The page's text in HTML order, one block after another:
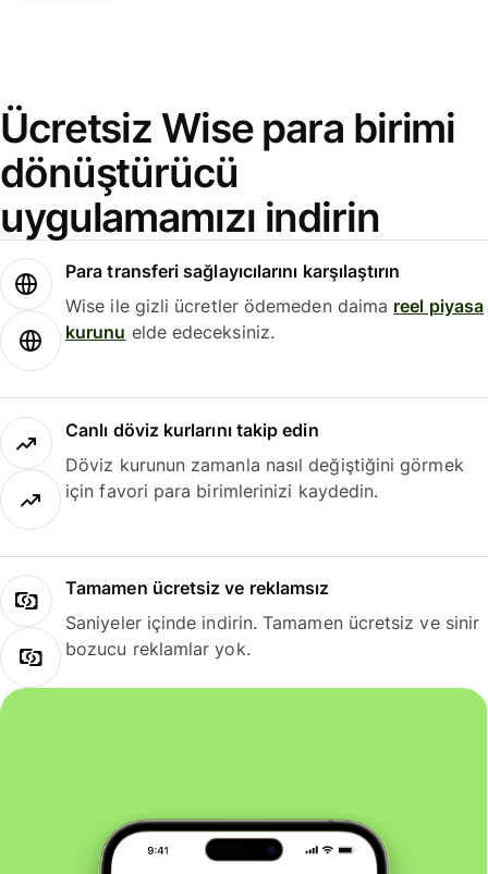
Ücretsiz Wise para birimi
dönüştürücü
uygulamamızı indirin
Para transferi sağlayıcılarını karşılaştırın
Wise ile gizli ücretler ödemeden daima reel piyasa
kurunu elde edeceksiniz.
Canlı döviz kurlarını takip edin
Döviz kurunun zamanla nasıl değiştiğini görmek
için favori para birimlerinizi kaydedin.
Tamamen ücretsiz ve reklamsız
Saniyeler içinde indirin. Tamamen ücretsiz ve sinir
bozucu reklamlar yok.